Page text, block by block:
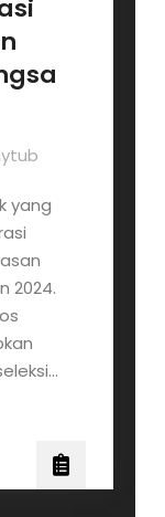
yang
2024.